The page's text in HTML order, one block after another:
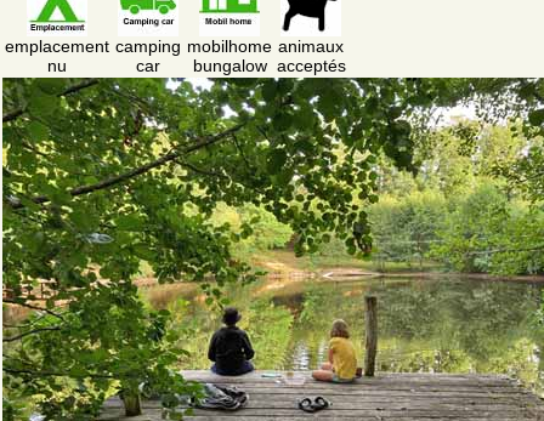
emplacement
nu
camping
car
mobilhome
bungalow
animaux
acceptés